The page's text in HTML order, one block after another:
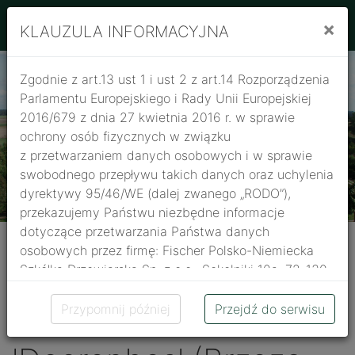
Szkółka Fischer
Wróć do listy
Betula utilis
KLAUZULA INFORMACYJNA ×
Zgodnie z art.13 ust 1 i ust 2 z art.14 Rozporządzenia
Parlamentu Europejskiego i Rady Unii Europejskiej
2016/679 z dnia 27 kwietnia 2016 r. w sprawie
ochrony osób fizycznych w związku
z przetwarzaniem danych osobowych i w sprawie
swobodnego przepływu takich danych oraz uchylenia
dyrektywy 95/46/WE (dalej zwanego „RODO”),
przekazujemy Państwu niezbędne informacje
dotyczące przetwarzania Państwa danych
osobowych przez firmę: Fischer Polsko-Niemiecka
Szkółka Drzewiarska Sp. z o.o., Sokolniki 10a, 72-130
Administratorem Państwa danych osobowych
jest firma: Fischer Polsko-Niemiecka Szkółka
Przypomnij później Przejdź do serwisu